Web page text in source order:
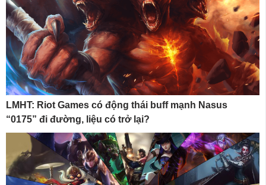
LMHT: Riot Games có động thái buff mạnh Nasus
“0175” đi đường, liệu có trở lại?